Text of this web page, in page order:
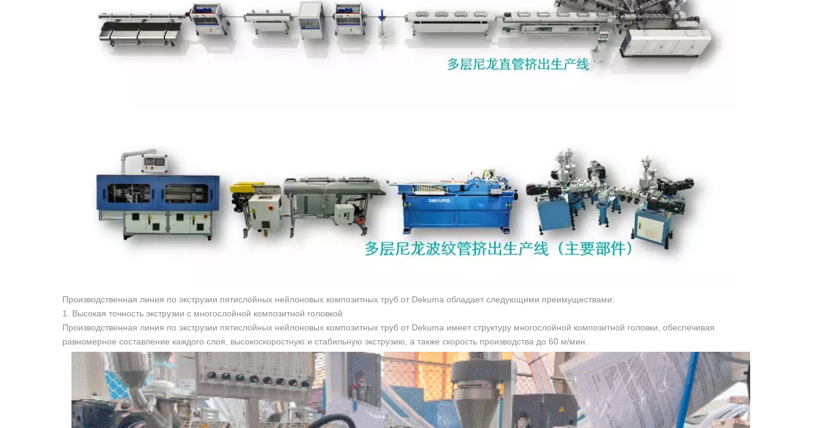
Производственная линия по экструзии пятислойных нейлоновых композитных труб от Dekuma обладает следующими преимуществами:
1. Высокая точность экструзии с многослойной композитной головкой
Производственная линия по экструзии пятислойных нейлоновых композитных труб от Dekuma имеет структуру многослойной композитной головки, обеспечивая
равномерное составление каждого слоя, высокоскоростную и стабильную экструзию, а также скорость производства до 60 м/мин.